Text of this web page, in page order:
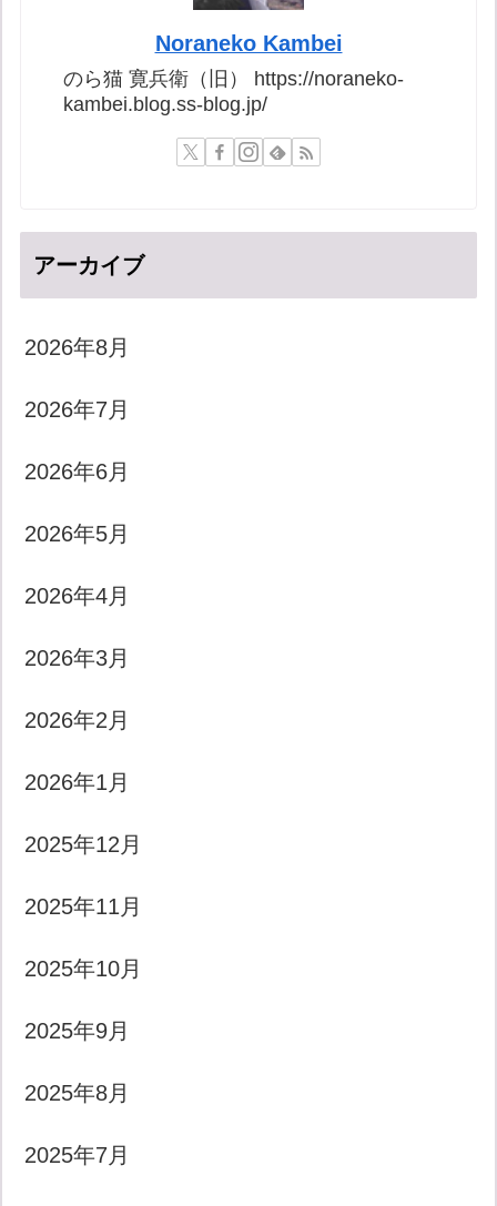
Noraneko Kambei
のら猫 寛兵衛（旧） https://noraneko-
kambei.blog.ss-blog.jp/
アーカイブ
2026年8月
2026年7月
2026年6月
2026年5月
2026年4月
2026年3月
2026年2月
2026年1月
2025年12月
2025年11月
2025年10月
2025年9月
2025年8月
2025年7月